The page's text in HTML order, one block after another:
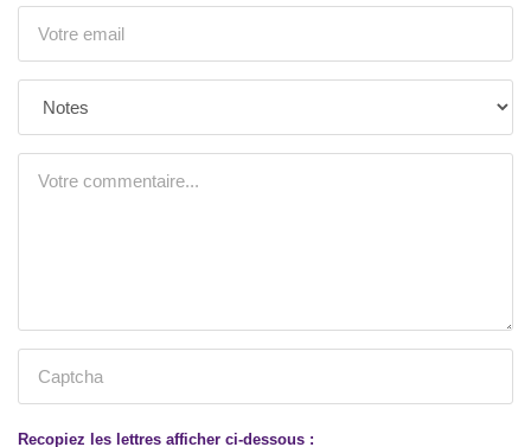
Recopiez les lettres afficher ci-dessous :